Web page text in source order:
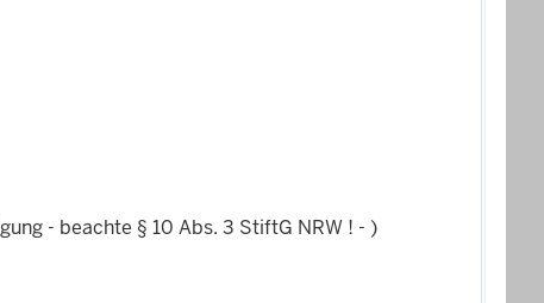
- beachte § 10 Abs. 3 StiftG NRW ! - )